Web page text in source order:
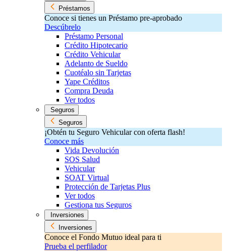
Préstamos
Conoce si tienes un Préstamo pre-aprobado
Descúbrelo
Préstamo Personal
Crédito Hipotecario
Crédito Vehicular
Adelanto de Sueldo
Cuotéalo sin Tarjetas
Yape Créditos
Compra Deuda
Ver todos
Seguros
Seguros
¡Obtén tu Seguro Vehicular con oferta flash!
Conoce más
Vida Devolución
SOS Salud
Vehicular
SOAT Virtual
Protección de Tarjetas Plus
Ver todos
Gestiona tus Seguros
Inversiones
Inversiones
Conoce el Fondo Mutuo ideal para ti
Prueba el perfilador